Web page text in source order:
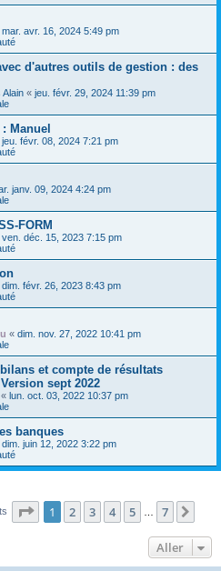
mar. avr. 16, 2024 5:49 pm
d'autres outils de gestion : des
Alain « jeu. févr. 29, 2024 11:39 pm
Manuel
jeu. févr. 08, 2024 7:21 pm
janv. 09, 2024 4:24 pm
FORM
ven. déc. 15, 2023 7:15 pm
dim. févr. 26, 2023 8:43 pm
« dim. nov. 27, 2022 10:41 pm
et compte de résultats
sept 2022
« lun. oct. 03, 2022 10:37 pm
banques
dim. juin 12, 2022 3:22 pm
Page 1sur7
1 2 3 4 5 7
Aller